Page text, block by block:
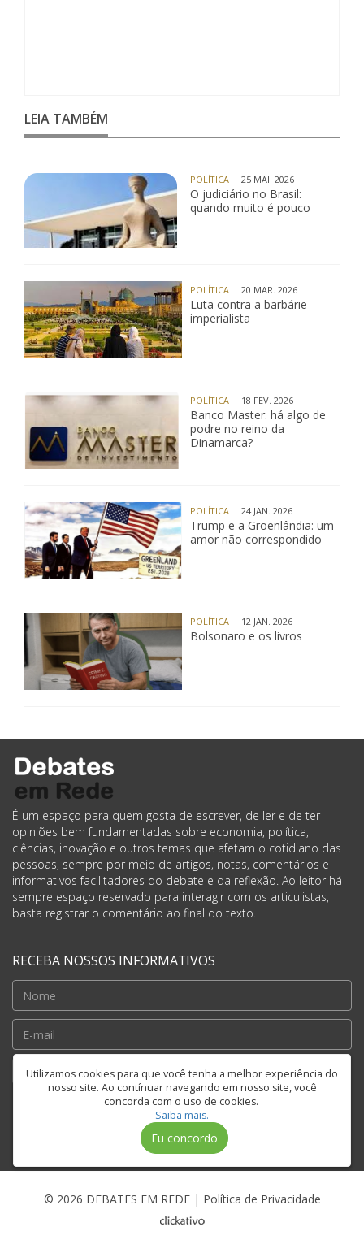
LEIA TAMBÉM
POLÍTICA | 25 MAI. 2026
O judiciário no Brasil:
quando muito é pouco
POLÍTICA | 20 MAR. 2026
Luta contra a barbárie
imperialista
POLÍTICA | 18 FEV. 2026
Banco Master: há algo de
podre no reino da
Dinamarca?
POLÍTICA | 24 JAN. 2026
Trump e a Groenlândia: um
amor não correspondido
POLÍTICA | 12 JAN. 2026
Bolsonaro e os livros
Utilizamos cookies para que você tenha a melhor experiência do
nosso site. Ao contínuar navegando em nosso site, você
concorda com o uso de cookies.
Saiba mais.
Eu concordo
É um espaço para quem gosta de escrever, de ler e de ter
opiniões bem fundamentadas sobre economia, política,
ciências, inovação e outros temas que afetam o cotidiano das
pessoas, sempre por meio de artigos, notas, comentários e
informativos facilitadores do debate e da reflexão. Ao leitor há
sempre espaço reservado para interagir com os articulistas,
basta registrar o comentário ao final do texto.
RECEBA NOSSOS INFORMATIVOS
Cadastrar
© 2026 DEBATES EM REDE | Política de Privacidade